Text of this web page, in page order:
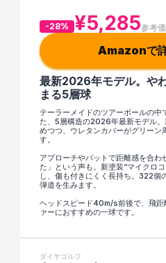
-28% ¥5,285参考
Amazonで
最新2026年モデル。や
まる5層球
テーラーメイドのツアーボールの中
た、5層構造の2026年最新モデル
めつつ、ウレタンカバーがグリーン
す。
アプローチやパットで距離感を合わ
た」という声も。新塗装“マイクロ
し、傷も付きにくく長持ち。322個
弾道を生みます。
ヘッドスピード40m/s前後で、飛距
ァーにおすすめの一球です。
ダイヤゴルフ